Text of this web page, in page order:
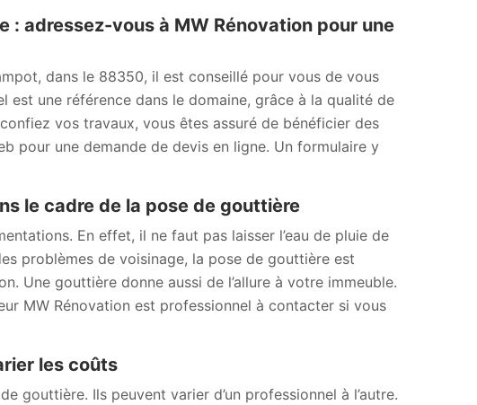
: adressez-vous à MW Rénovation pour une
dans le 88350, il est conseillé pour vous de vous
est une référence dans le domaine, grâce à la qualité de
vos travaux, vous êtes assuré de bénéficier des
pour une demande de devis en ligne. Un formulaire y
le cadre de la pose de gouttière
En effet, il ne faut pas laisser l’eau de pluie de
problèmes de voisinage, la pose de gouttière est
Une gouttière donne aussi de l’allure à votre immeuble.
MW Rénovation est professionnel à contacter si vous
les coûts
gouttière. Ils peuvent varier d’un professionnel à l’autre.